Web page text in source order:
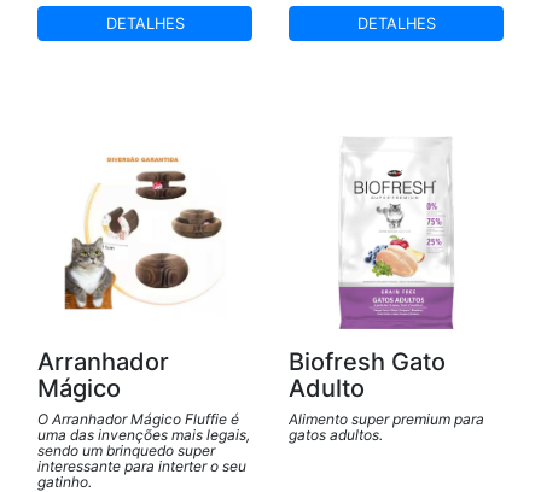
DETALHES DETALHES
Arranhador
Mágico
O Arranhador Mágico Fluffie é
uma das invenções mais legais,
sendo um brinquedo super
interessante para interter o seu
gatinho.
Biofresh Gato
Adulto
Alimento super premium para
gatos adultos.